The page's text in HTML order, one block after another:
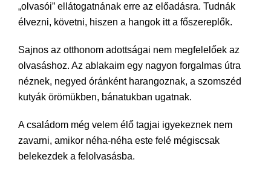
„olvasói” ellátogatnának erre az előadásra. Tudnák
élvezni, követni, hiszen a hangok itt a főszereplők.
Sajnos az otthonom adottságai nem megfelelőek az
olvasáshoz. Az ablakaim egy nagyon forgalmas útra
néznek, negyed óránként harangoznak, a szomszéd
kutyák örömükben, bánatukban ugatnak.
A családom még velem élő tagjai igyekeznek nem
zavarni, amikor néha-néha este felé mégiscsak
belekezdek a felolvasásba.